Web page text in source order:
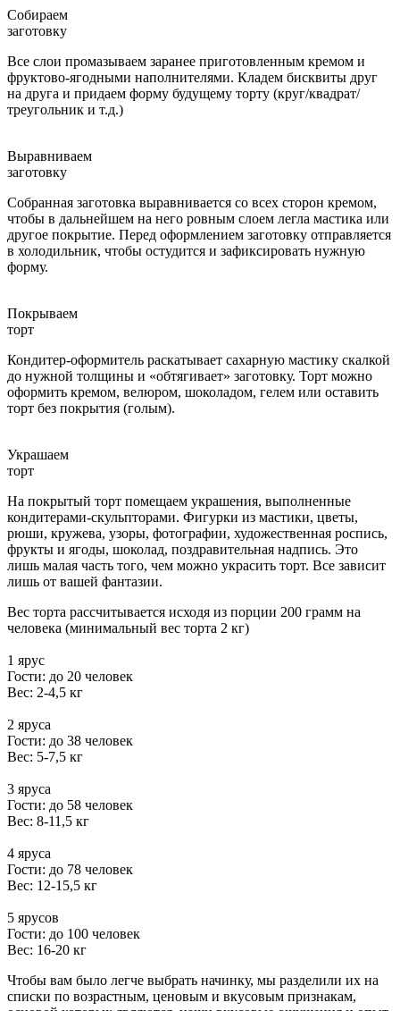
Собираем
заготовку
Все слои промазываем заранее приготовленным кремом и
фруктово-ягодными наполнителями. Кладем бисквиты друг
на друга и придаем форму будущему торту (круг/квадрат/
треугольник и т.д.)
Выравниваем
заготовку
Собранная заготовка выравнивается со всех сторон кремом,
чтобы в дальнейшем на него ровным слоем легла мастика или
другое покрытие. Перед оформлением заготовку отправляется
в холодильник, чтобы остудится и зафиксировать нужную
форму.
Покрываем
торт
Кондитер-оформитель раскатывает сахарную мастику скалкой
до нужной толщины и «обтягивает» заготовку. Торт можно
оформить кремом, велюром, шоколадом, гелем или оставить
торт без покрытия (голым).
Украшаем
торт
На покрытый торт помещаем украшения, выполненные
кондитерами-скульпторами. Фигурки из мастики, цветы,
рюши, кружева, узоры, фотографии, художественная роспись,
фрукты и ягоды, шоколад, поздравительная надпись. Это
лишь малая часть того, чем можно украсить торт. Все зависит
лишь от вашей фантазии.
Вес торта рассчитывается исходя из порции 200 грамм на
человека (минимальный вес торта 2 кг)
1 ярус
Гости: до 20 человек
Вес: 2-4,5 кг
2 яруса
Гости: до 38 человек
Вес: 5-7,5 кг
3 яруса
Гости: до 58 человек
Вес: 8-11,5 кг
4 яруса
Гости: до 78 человек
Вес: 12-15,5 кг
5 ярусов
Гости: до 100 человек
Вес: 16-20 кг
Чтобы вам было легче выбрать начинку, мы разделили их на
списки по возрастным, ценовым и вкусовым признакам,